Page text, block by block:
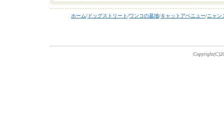
ホーム/ ドッグストリート/ワンコの墓地/キャットアベニュー/ニャン